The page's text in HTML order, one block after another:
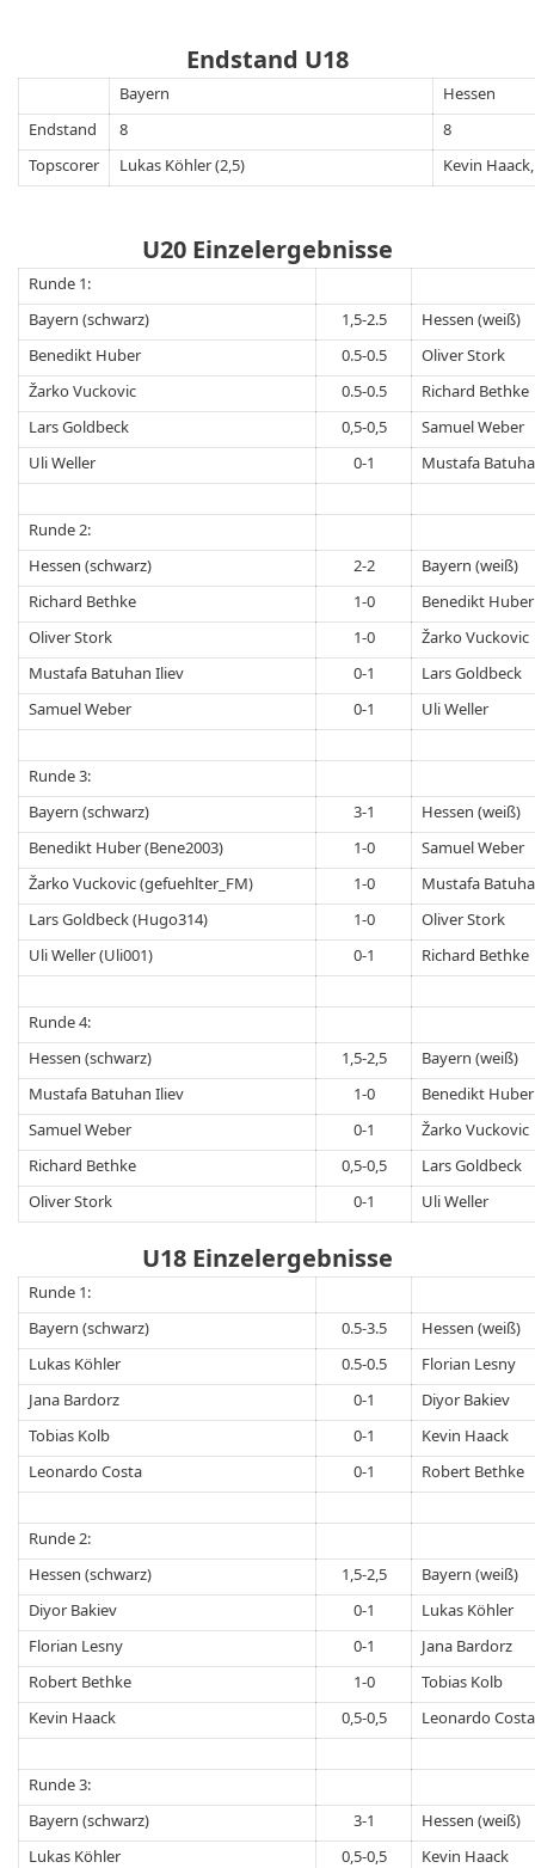
Endstand U18
Bayern
Hessen
Endstand
8
8
Topscorer
Lukas Köhler (2,5) Kevin
U20 Einzelergebnisse
Runde 1:
Bayern (schwarz)
1,5-2.5
Hessen (weiß)
Benedikt Huber
0.5-0.5
Oliver Stork
Žarko Vuckovic
0.5-0.5
Richard Bethke
Lars Goldbeck
0,5-0,5
Samuel Weber
Uli Weller
0-1 Mustafa
Runde 2:
Hessen (schwarz)
2-2
Bayern (weiß)
Richard Bethke
1-0
Benedikt Huber
Oliver Stork
1-0
Žarko Vuckovic
Mustafa Batuhan Iliev
0-1
Lars Goldbeck
Samuel Weber
0-1 Uli Weller
Runde 3:
Bayern (schwarz)
3-1
Hessen (weiß)
Benedikt Huber (Bene2003)
1-0
Samuel Weber
Žarko Vuckovic (gefuehlter_FM)
1-0
Mustafa
Lars Goldbeck (Hugo314)
1-0
Oliver Stork
Uli Weller (Uli001)
0-1 Richard Bethke
Runde 4:
Hessen (schwarz)
1,5-2,5
Bayern (weiß)
Mustafa Batuhan Iliev
1-0
Benedikt Huber
Samuel Weber
0-1
Žarko Vuckovic
Richard Bethke
0,5-0,5
Lars Goldbeck
Oliver Stork
0-1 Uli Weller
U18 Einzelergebnisse
Runde 1:
Bayern (schwarz)
0.5-3.5
Hessen (weiß)
Lukas Köhler
0.5-0.5
Florian Lesny
Jana Bardorz
0-1
Diyor Bakiev
Tobias Kolb
0-1
Kevin Haack
Leonardo Costa
0-1 Robert Bethke
Runde 2:
Hessen (schwarz)
1,5-2,5
Bayern (weiß)
Diyor Bakiev
0-1
Lukas Köhler
Florian Lesny
0-1
Jana Bardorz
Robert Bethke
1-0
Tobias Kolb
Kevin Haack
0,5-0,5 Leonardo Costa
Runde 3:
Bayern (schwarz)
3-1
Hessen (weiß)
Lukas Köhler
0,5-0,5
Kevin Haack